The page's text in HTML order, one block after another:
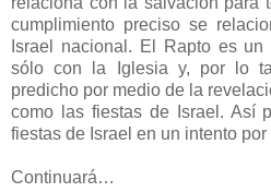
cumplimiento preciso se
Israel nacional. El Rapto es
sólo con la Iglesia y, por lo
predicho por medio de la
como las fiestas de Israel. Así
fiestas de Israel en un intento
Continuará…